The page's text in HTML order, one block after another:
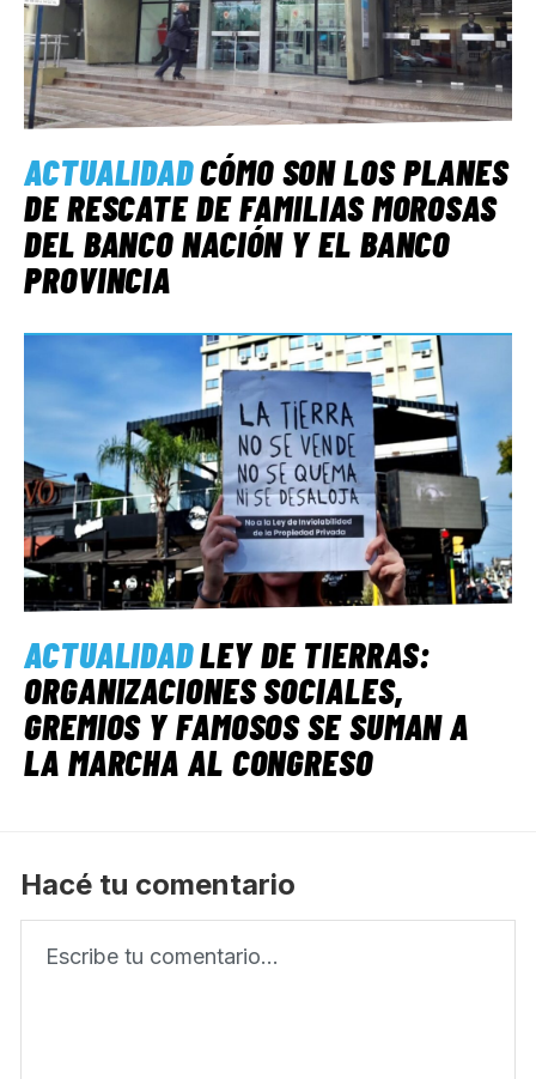
ACTUALIDADCÓMO SON LOS PLANES
DE RESCATE DE FAMILIAS MOROSAS
DEL BANCO NACIÓN Y EL BANCO
PROVINCIA
ACTUALIDADLEY DE TIERRAS:
ORGANIZACIONES SOCIALES,
GREMIOS Y FAMOSOS SE SUMAN A
LA MARCHA AL CONGRESO
Hacé tu comentario